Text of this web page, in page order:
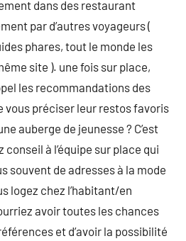
dans des restaurant
par d’autres voyageurs (
phares, tout le monde les
site ). une fois sur place,
les recommandations des
vous préciser leur restos favoris
auberge de jeunesse ? C’est
à l’équipe sur place qui
souvent de adresses à la mode
logez chez l’habitant/en
avoir toutes les chances
et d’avoir la possibilité